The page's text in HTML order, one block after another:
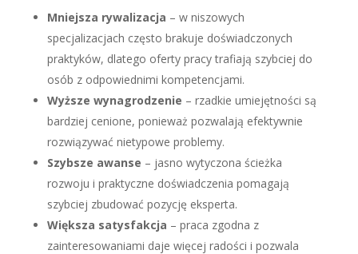
Mniejsza rywalizacja – w niszowych
specjalizacjach często brakuje doświadczonych
praktyków, dlatego oferty pracy trafiają szybciej do
osób z odpowiednimi kompetencjami.
Wyższe wynagrodzenie – rzadkie umiejętności są
bardziej cenione, ponieważ pozwalają efektywnie
rozwiązywać nietypowe problemy.
Szybsze awanse – jasno wytyczona ścieżka
rozwoju i praktyczne doświadczenia pomagają
szybciej zbudować pozycję eksperta.
Większa satysfakcja – praca zgodna z
zainteresowaniami daje więcej radości i pozwala